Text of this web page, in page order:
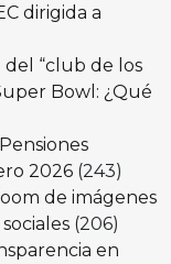
dirigida a
del “club de los
Bowl: ¿Qué
2026 (243)
de imágenes
(206)
en